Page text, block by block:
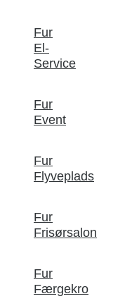
Fur
El-
Service
Fur
Event
Fur
Flyveplads
Fur
Frisørsalon
Fur
Færgekro